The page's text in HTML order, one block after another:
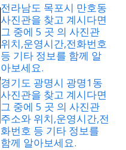
전라남도 목포시 만호동
사진관을 찾고 계시다면
그 중에 5 곳 의 사진관
위치,운영시간,전화번호
등 기타 정보를 함께 알
아보세요.
경기도 광명시 광명1동
사진관을 찾고 계시다면
그 중에 5 곳 의 사진관
주소와 위치,운영시간,전
화번호 등 기타 정보를
함께 알아보세요.